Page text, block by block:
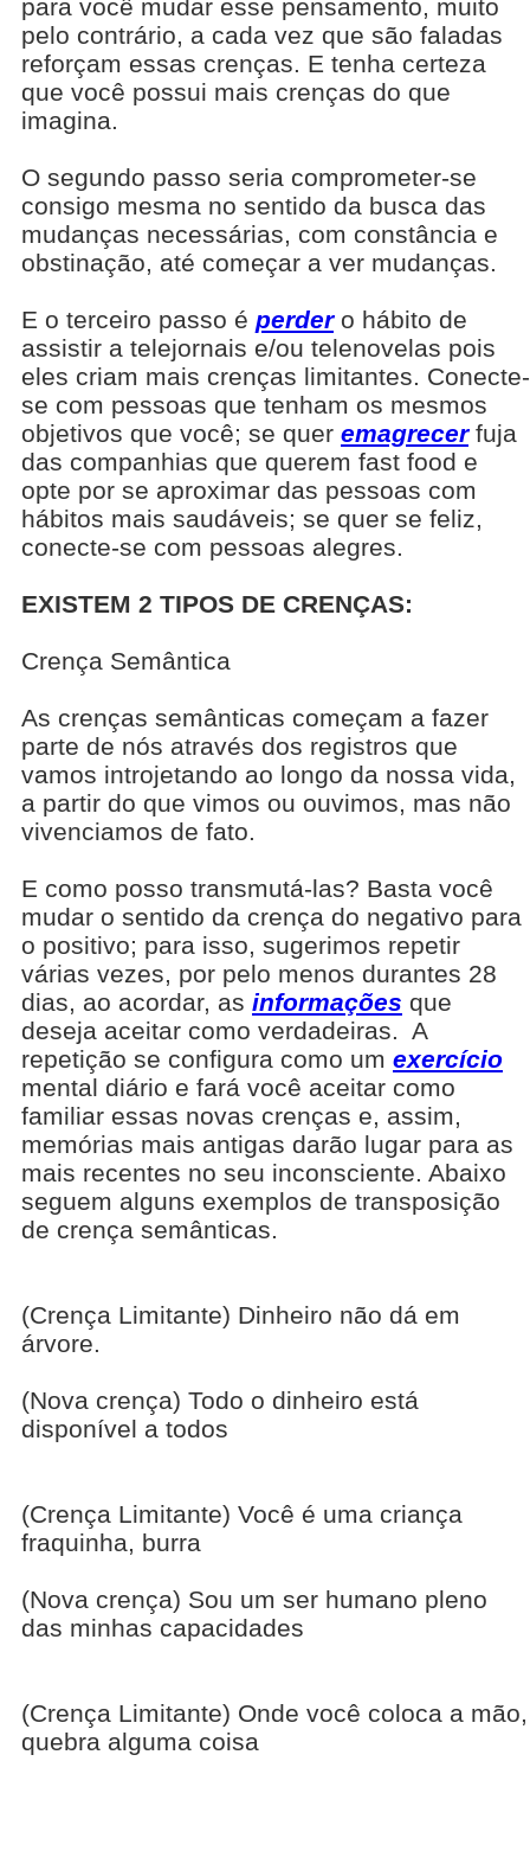
para você mudar esse pensamento, muito
pelo contrário, a cada vez que são faladas
reforçam essas crenças. E tenha certeza
que você possui mais crenças do que
imagina.
O segundo passo seria comprometer-se
consigo mesma no sentido da busca das
mudanças necessárias, com constância e
obstinação, até começar a ver mudanças.
E o terceiro passo é perdero hábito de
assistir a telejornais e/ou telenovelas pois
eles criam mais crenças limitantes. Conecte-
se com pessoas que tenham os mesmos
objetivos que você; se quer emagrecerfuja
das companhias que querem fast food e
opte por se aproximar das pessoas com
hábitos mais saudáveis; se quer se feliz,
conecte-se com pessoas alegres.
EXISTEM 2 TIPOS DE CRENÇAS:
Crença Semântica
As crenças semânticas começam a fazer
parte de nós através dos registros que
vamos introjetando ao longo da nossa vida,
a partir do que vimos ou ouvimos, mas não
vivenciamos de fato.
E como posso transmutá-las? Basta você
mudar o sentido da crença do negativo para
o positivo; para isso, sugerimos repetir
várias vezes, por pelo menos durantes 28
dias, ao acordar, as informações que
deseja aceitar como verdadeiras. A
repetição se configura como um exercício
mental diário e fará você aceitar como
familiar essas novas crenças e, assim,
memórias mais antigas darão lugar para as
mais recentes no seu inconsciente. Abaixo
seguem alguns exemplos de transposição
de crença semânticas.
(Crença Limitante) Dinheiro não dá em
árvore.
(Nova crença) Todo o dinheiro está
disponível a todos
(Crença Limitante) Você é uma criança
fraquinha, burra
(Nova crença) Sou um ser humano pleno
das minhas capacidades
(Crença Limitante) Onde você coloca a mão,
quebra alguma coisa